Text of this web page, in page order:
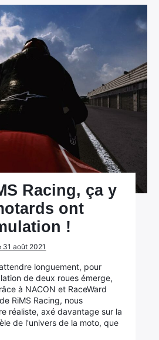
Racing, ça y
ont
!
31 août 2021
longuement, pour
de deux roues émerge,
à NACON et RaceWard
RiMS Racing, nous
réaliste, axé davantage sur la
de l'univers de la moto, que